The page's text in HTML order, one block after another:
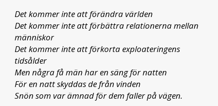
Det kommer inte att förändra världen
Det kommer inte att förbättra relationerna mellan
människor
Det kommer inte att förkorta exploateringens
tidsålder
Men några få män har en säng för natten
För en natt skyddas de från vinden
Snön som var ämnad för dem faller på vägen.